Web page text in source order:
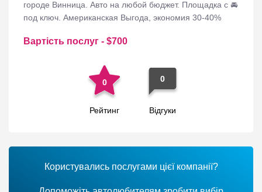
городе Винница. Авто на любой бюджет. Площадка с 🚘
под ключ. Американская Выгода, экономия 30-40%
Вартість послуг - $700
0
Рейтинг
0
Відгуки
Користувались послугами цієї компанії?